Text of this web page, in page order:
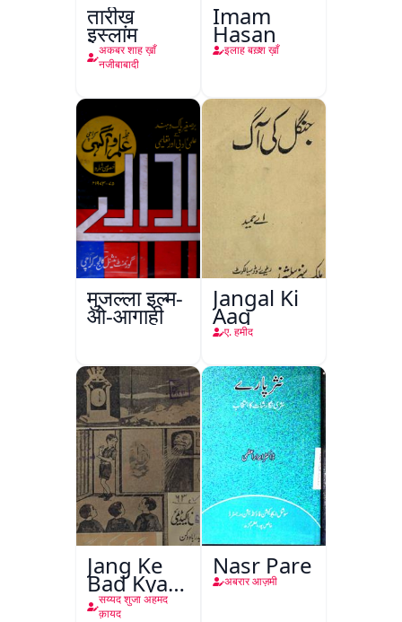
तारीख़
इस्लाम
अकबर शाह ख़ाँ
नजीबाबादी
Imam
Hasan
इलाह बख़्श ख़ाँ
मुजल्ला इल्म-
ओ-आगाही
Jangal Ki
Aag
ए. हमीद
Jang Ke
Bad Kya
Hoga
सय्यद शुजा अहमद
क़ायद
Nasr Pare
अबरार आज़मी